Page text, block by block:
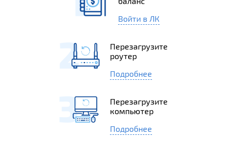
Войти в ЛК
Перезагрузите
роутер
Подробнее
Перезагрузите
компьютер
Подробнее